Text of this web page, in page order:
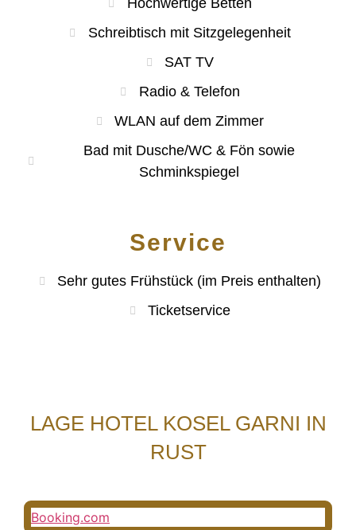
Hochwertige Betten
Schreibtisch mit Sitzgelegenheit
SAT TV
Radio & Telefon
WLAN auf dem Zimmer
Bad mit Dusche/WC & Fön sowie
Schminkspiegel
Service
Sehr gutes Frühstück (im Preis enthalten)
Ticketservice
LAGE HOTEL KOSEL GARNI IN
RUST
Booking.com